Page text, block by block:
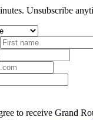
Unsubscribe
to receive Grand